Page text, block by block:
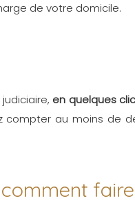
de votre domicile.
en quelques
compter au moins de